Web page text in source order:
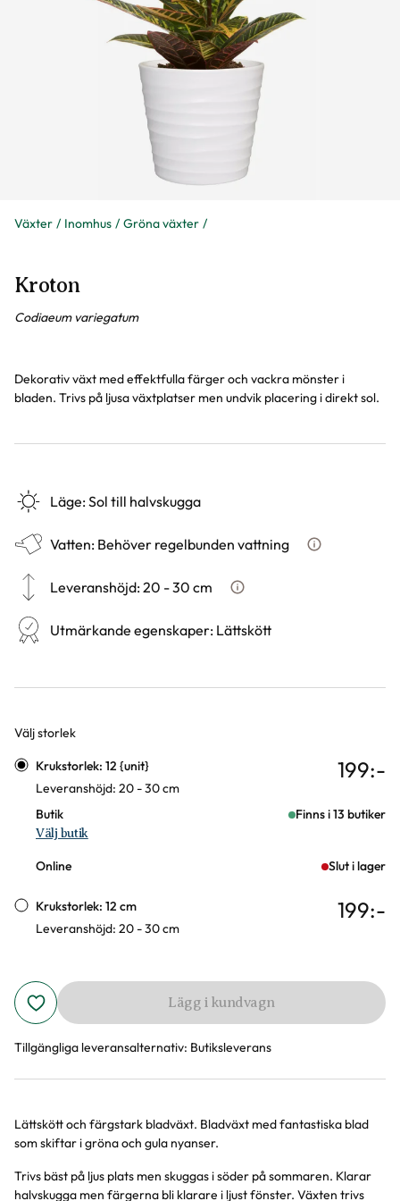
Växter Inomhus Gröna växter
Kroton
Codiaeum variegatum
Dekorativ växt med effektfulla färger och vackra mönster i
bladen. Trivs på ljusa växtplatser men undvik placering i direkt sol.
Läge:Sol till halvskugga
Vatten: Behöver regelbunden vattning Hur ska du
Leveranshöjd:20 - 30 cm Hur vi mäter leveranshöjd på
Utmärkande egenskaper: Lättskött
Välj storlek
Varianter
Krukstorlek: 12 {unit}
Leveranshöjd: 20 - 30 cm
199:-
Butik Finns i 13 butiker
Välj butik
Online Slut i lager
Krukstorlek: 12 cm
Leveranshöjd: 20 - 30 cm
199:-
Lägg i kundvagn
Tillgängliga leveransalternativ: Butiksleverans
Produktinformation
Lättskött och färgstark bladväxt. Bladväxt med fantastiska blad
som skiftar i gröna och gula nyanser.
Trivs bäst på ljus plats men skuggas i söder på sommaren. Klarar
halvskugga men färgerna bli klarare i ljust fönster. Växten trivs